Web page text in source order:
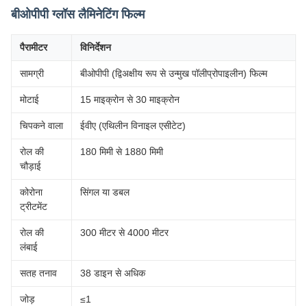
बीओपीपी ग्लॉस लैमिनेटिंग फिल्म
पैरामीटर विनिर्देशन
सामग्री बीओपीपी (द्विअक्षीय रूप से उन्मुख पॉलीप्रोपाइलीन) फिल्म
मोटाई 15 माइक्रोन से 30 माइक्रोन
चिपकने वाला ईवीए (एथिलीन विनाइल एसीटेट)
रोल की
चौड़ाई
180 मिमी से 1880 मिमी
कोरोना
ट्रीटमेंट
सिंगल या डबल
रोल की
लंबाई
300 मीटर से 4000 मीटर
सतह तनाव 38 डाइन से अधिक
जोड़ ≤1